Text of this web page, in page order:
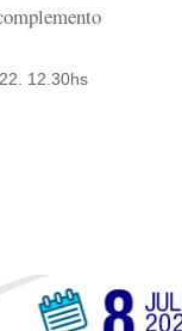
12.30hs